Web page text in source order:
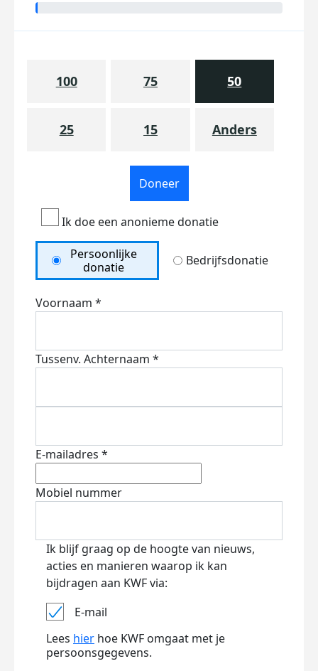
100 75 50
25 15 Anders
Doneer
Ik doe een anonieme donatie
Persoonlijke
donatie
Bedrijfsdonatie
Voornaam *
Tussenv. Achternaam *
E-mailadres *
Mobiel nummer
Ik blijf graag op de hoogte van nieuws,
acties en manieren waarop ik kan
bijdragen aan KWF via:
E-mail
Lees hier hoe KWF omgaat met je
persoonsgegevens.